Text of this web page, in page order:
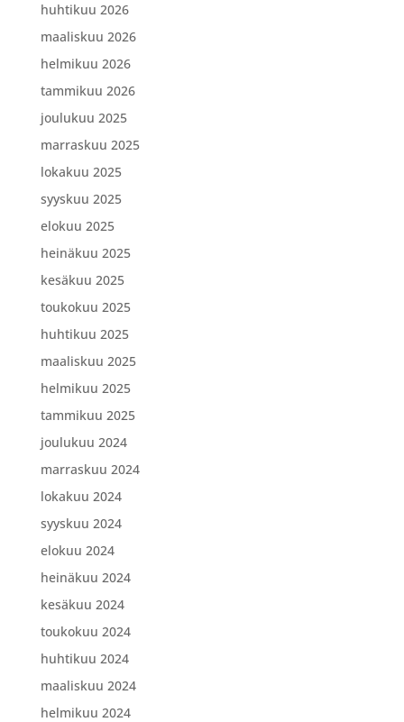
huhtikuu 2026
maaliskuu 2026
helmikuu 2026
tammikuu 2026
joulukuu 2025
marraskuu 2025
lokakuu 2025
syyskuu 2025
elokuu 2025
heinäkuu 2025
kesäkuu 2025
toukokuu 2025
huhtikuu 2025
maaliskuu 2025
helmikuu 2025
tammikuu 2025
joulukuu 2024
marraskuu 2024
lokakuu 2024
syyskuu 2024
elokuu 2024
heinäkuu 2024
kesäkuu 2024
toukokuu 2024
huhtikuu 2024
maaliskuu 2024
helmikuu 2024